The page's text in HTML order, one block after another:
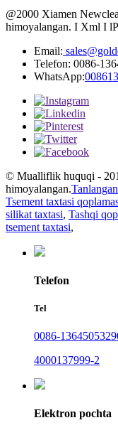
@2000 Xiamen
himoyalangan. I Xml I
Email:
Telefon: 0086-
WhatsApp:
© Mualliflik huquqi -
himoyalangan.
Tsement taxtasi
silikat taxtasi, Tashqi
tsement taxtasi,
Telefon
Tel
0086-
4000137999-2
Elektron pochta